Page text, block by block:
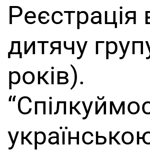
Реєстрація
дитячу
років).